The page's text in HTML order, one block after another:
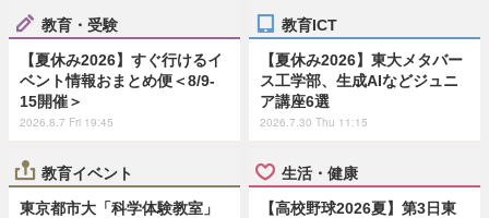
教育・受験
【夏休み2026】すぐ行けるイ
ベント情報おまとめ便＜8/9-
15開催＞
2026.8.7 Fri 19:45
教育ICT
【夏休み2026】東大メタバー
ス工学部、生成AIなどジュニ
ア講座6選
2026.7.30 Thu 11:15
教育イベント
東京都市大「科学体験教室」
生活・健康
【高校野球2026夏】第3日東